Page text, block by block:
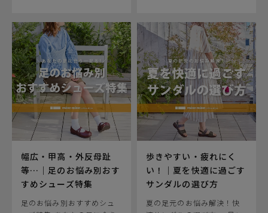
幅広・甲高・外反母趾
等…｜足のお悩み別おす
すめシューズ特集
足のお悩み別おすすめシュ
歩きやすい・疲れにく
い！｜夏を快適に過ごす
サンダルの選び方
夏の足元のお悩み解決！快